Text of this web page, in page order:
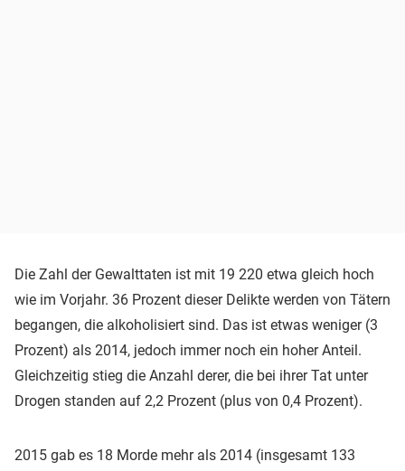
Die Zahl der Gewalttaten ist mit 19 220 etwa gleich hoch
wie im Vorjahr. 36 Prozent dieser Delikte werden von Tätern
begangen, die alkoholisiert sind. Das ist etwas weniger (3
Prozent) als 2014, jedoch immer noch ein hoher Anteil.
Gleichzeitig stieg die Anzahl derer, die bei ihrer Tat unter
Drogen standen auf 2,2 Prozent (plus von 0,4 Prozent).
2015 gab es 18 Morde mehr als 2014 (insgesamt 133